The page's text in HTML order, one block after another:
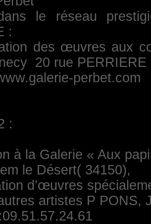
le réseau
:
des œuvres aux
20 rue PERRIERE
perbet.com
:
à la Galerie « Aux
le Désert( 34150),
d’œuvres
artistes P PONS,